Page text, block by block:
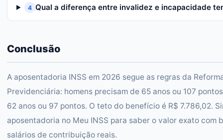
4 Qual a diferença entre invalidez e incapacidade
Conclusão
A aposentadoria INSS em 2026 segue as regras da
Previdenciária: homens precisam de 65 anos ou 107
62 anos ou 97 pontos. O teto do benefício é R$ 7.786,02.
aposentadoria no Meu INSS para saber o valor exato com
salários de contribuição reais.